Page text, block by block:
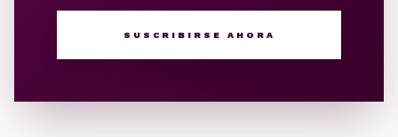
SUSCRIBIRSE AHORA